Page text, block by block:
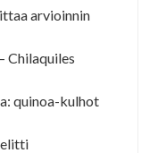
arvioinnin
Chilaquiles
quinoa-kulhot